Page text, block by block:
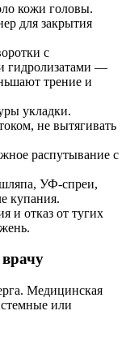
кожи головы.
для закрытия
с
гидролизатами —
трение и
укладки.
не вытягивать
распутывание с
УФ‑спреи,
купания.
и отказ от тугих
Медицинская
или